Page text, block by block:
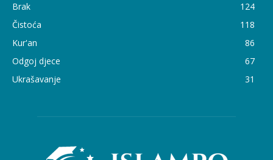
Brak
124
Čistoća
118
Kur'an
86
Odgoj djece
67
Ukrašavanje
31